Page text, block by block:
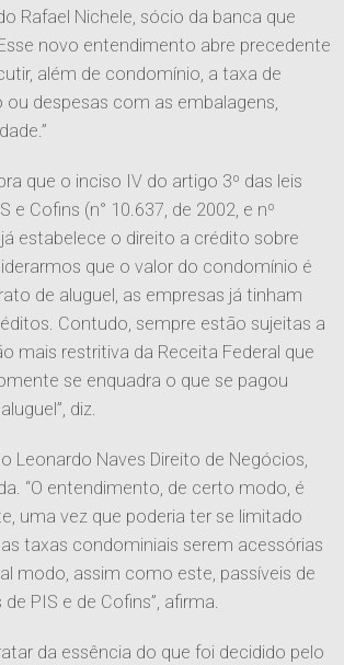
Societário e M&A
Rafael Nichele, sócio da banca que
novo entendimento abre precedente
além de condomínio, a taxa de
despesas com as embalagens,
que o inciso IV do artigo 3º das leis
e Cofins (n° 10.637, de 2002, e nº
estabelece o direito a crédito sobre
que o valor do condomínio é
de aluguel, as empresas já tinham
Contudo, sempre estão sujeitas a
mais restritiva da Receita Federal que
se enquadra o que se pagou
diz.
Leonardo Naves Direito de Negócios,
“O entendimento, de certo modo, é
uma vez que poderia ter se limitado
taxas condominiais serem acessórias
modo, assim como este, passíveis de
PIS e de Cofins”, afirma.
da essência do que foi decidido pelo